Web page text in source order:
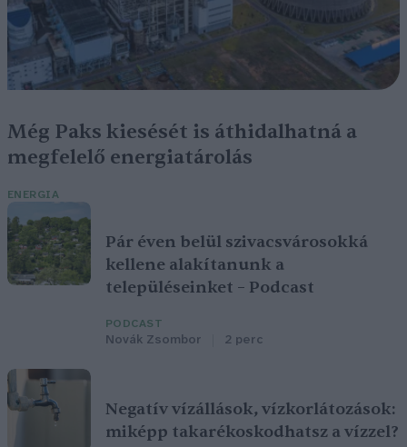
Még Paks kiesését is áthidalhatná a
megfelelő energiatárolás
ENERGIA
Pár éven belül szivacsvárosokká
kellene alakítanunk a
településeinket – Podcast
PODCAST
Novák Zsombor 2 perc
Negatív vízállások, vízkorlátozások:
miképp takarékoskodhatsz a vízzel?